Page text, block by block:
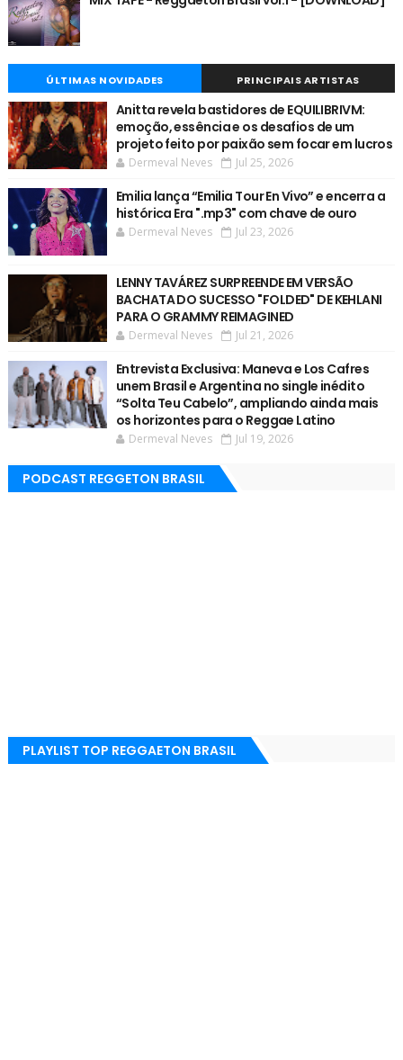
ÚLTIMAS NOVIDADES PRINCIPAIS ARTISTAS
Anitta revela bastidores de EQUILIBRIVM:
emoção, essência e os desafios de um
projeto feito por paixão sem focar em lucros
Dermeval Neves Jul 25, 2026
Emilia lança “Emilia Tour En Vivo” e encerra a
histórica Era ".mp3" com chave de ouro
Dermeval Neves Jul 23, 2026
LENNY TAVÁREZ SURPREENDE EM VERSÃO
BACHATA DO SUCESSO "FOLDED" DE KEHLANI
PARA O GRAMMY REIMAGINED
Dermeval Neves Jul 21, 2026
Entrevista Exclusiva: Maneva e Los Cafres
unem Brasil e Argentina no single inédito
“Solta Teu Cabelo”, ampliando ainda mais
os horizontes para o Reggae Latino
Dermeval Neves Jul 19, 2026
PODCAST REGGETON BRASIL
PLAYLIST TOP REGGAETON BRASIL